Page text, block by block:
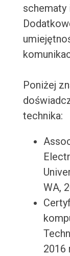
schematy
Poniżej
technika:
WA,
2016